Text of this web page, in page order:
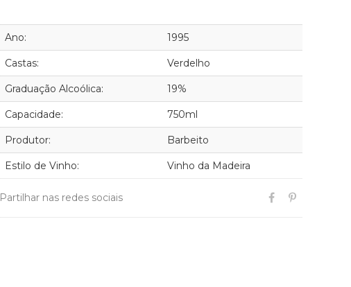
Ano: 1995
Castas: Verdelho
Graduação Alcoólica: 19%
Capacidade: 750ml
Produtor: Barbeito
Estilo de Vinho: Vinho da Madeira
Partilhar nas redes sociais